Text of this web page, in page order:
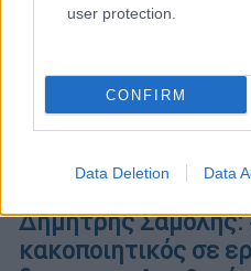
user protection.
CONFIRM
Data Deletion Data
Δημήτρης Σαμόλης:
κακοποιητικός σε